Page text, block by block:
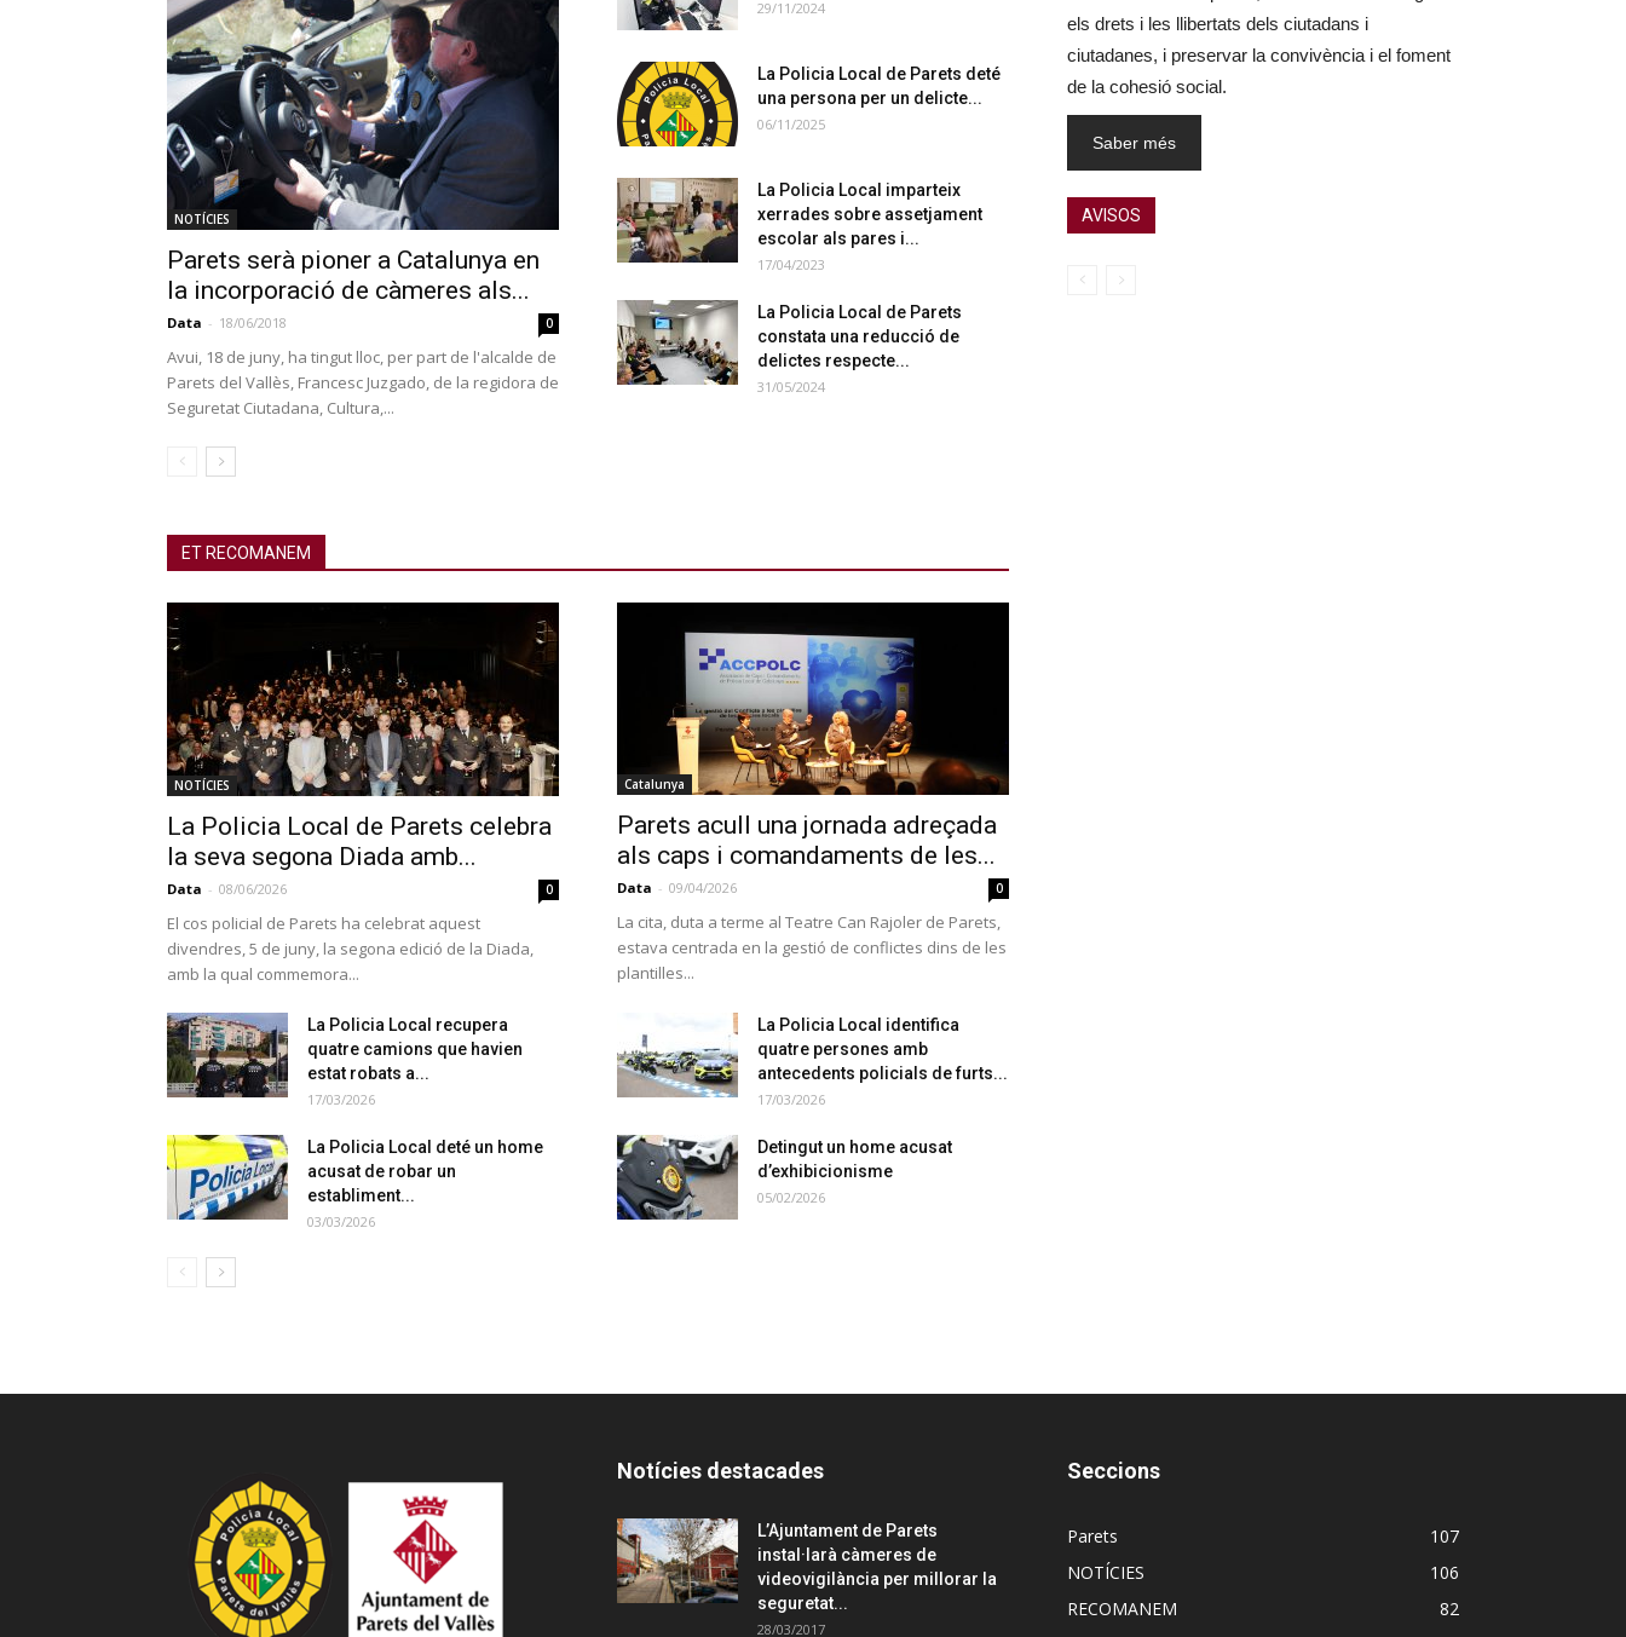
NOTÍCIES
Parets serà pioner a Catalunya en
la incorporació de càmeres als...
Data - 18/06/2018 0
Avui, 18 de juny, ha tingut lloc, per part de l'alcalde de
Parets del Vallès, Francesc Juzgado, de la regidora de
Seguretat Ciutadana, Cultura,...
29/11/2024
La Policia Local de Parets deté
una persona per un delicte...
06/11/2025
La Policia Local imparteix
xerrades sobre assetjament
escolar als pares i...
17/04/2023
La Policia Local de Parets
constata una reducció de
delictes respecte...
31/05/2024
ET RECOMANEM
NOTÍCIES
La Policia Local de Parets celebra
la seva segona Diada amb...
Data - 08/06/2026 0
El cos policial de Parets ha celebrat aquest
divendres, 5 de juny, la segona edició de la Diada,
amb la qual commemora...
Catalunya
Parets acull una jornada adreçada
als caps i comandaments de les...
Data - 09/04/2026 0
La cita, duta a terme al Teatre Can Rajoler de Parets,
estava centrada en la gestió de conflictes dins de les
plantilles...
La Policia Local recupera
quatre camions que havien
estat robats a...
17/03/2026
La Policia Local identifica
quatre persones amb
antecedents policials de furts...
17/03/2026
La Policia Local deté un home
acusat de robar un
establiment...
03/03/2026
Detingut un home acusat
d’exhibicionisme
05/02/2026
els drets i les llibertats dels ciutadans i
ciutadanes, i preservar la convivència i el foment
de la cohesió social.
Saber més
AVISOS
Notícies destacades
L’Ajuntament de Parets
instal·larà càmeres de
videovigilància per millorar la
seguretat...
28/03/2017
Seccions
Parets
107
NOTÍCIES
106
RECOMANEM
82